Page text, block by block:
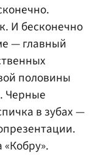
И бесконечно
— главный
половины
Черные
в зубах —